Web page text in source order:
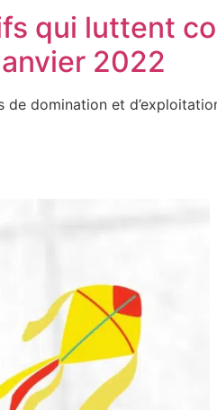
qui luttent
2022
domination et